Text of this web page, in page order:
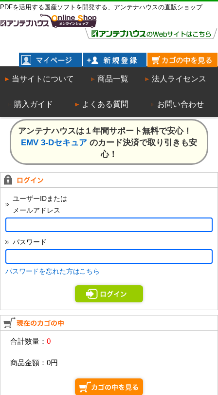
PDFを活用する国産ソフトを開発する、アンテナハウスの直販ショップ
当サイトについて 商品一覧 法人ライセンス
購入ガイド よくある質問 お問い合わせ
アンテナハウスは１年間サポート無料で安心！
EMV 3-Dセキュア のカード決済で取り引きも安
心！
ユーザーIDまたは
メールアドレス
パスワード
パスワードを忘れた方はこちら
合計数量： 0
商品金額： 0円